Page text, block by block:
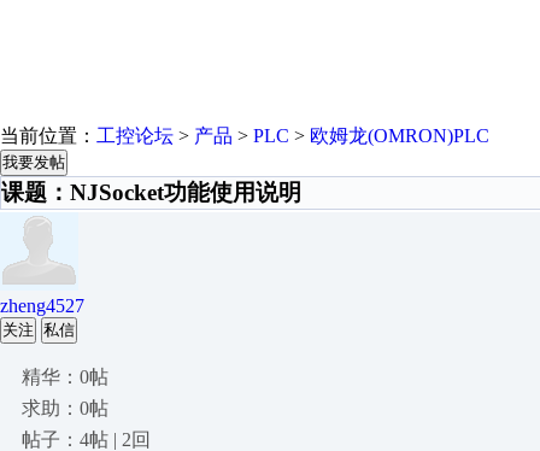
当前位置： 工控论坛 > 产品 > PLC > 欧姆龙(OMRON)PLC
我要发帖
课题：NJSocket功能使用说明
zheng4527
关注 私信
精华：0帖
求助：0帖
帖子：4帖 | 2回